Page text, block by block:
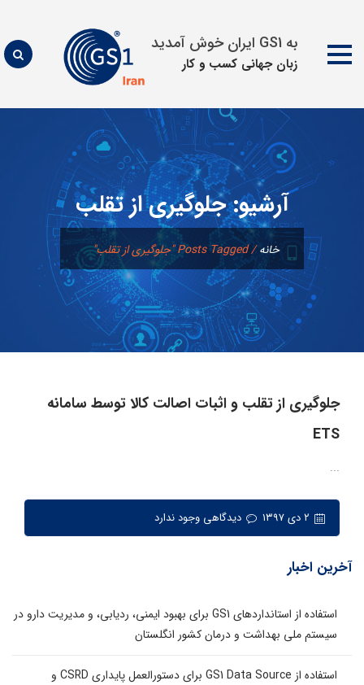
به GS1 ایران خوش آمدید
زبان جهانی كسب و كار
محتوا
آرشیو:جلوگیری از تقلب
خانه/Posts Tagged "جلوگیری از تقلب"
جلوگیری از تقلب و اثبات اصالت کالا توسط سامانه
ETS
...
دیدگاهی وجود ندارد
آخرین اخبار
استفاده از استانداردهای GS1 برای بهبود ایمنی، ردیابی، و مدیریت دارو در
سیستم ملی بهداشت و درمان کشور انگلستان
استفاده از GS1 Data Source برای دستورالعمل پایداری CSRD و